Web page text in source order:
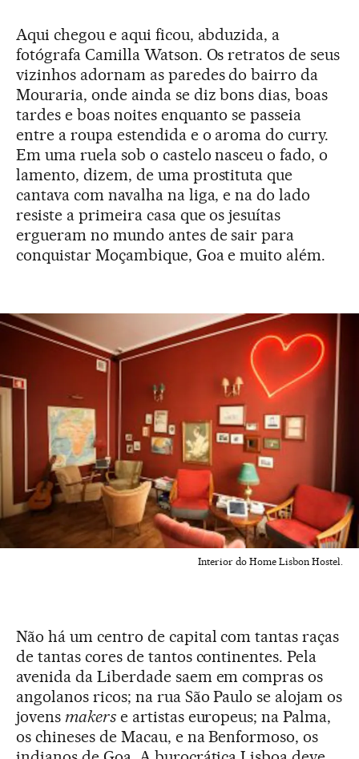
Aqui chegou e aqui ficou, abduzida, a
fotógrafa Camilla Watson. Os retratos de seus
vizinhos adornam as paredes do bairro da
Mouraria, onde ainda se diz bons dias, boas
tardes e boas noites enquanto se passeia
entre a roupa estendida e o aroma do curry.
Em uma ruela sob o castelo nasceu o fado, o
lamento, dizem, de uma prostituta que
cantava com navalha na liga, e na do lado
resiste a primeira casa que os jesuítas
ergueram no mundo antes de sair para
conquistar Moçambique, Goa e muito além.
Interior do Home Lisbon Hostel.
Não há um centro de capital com tantas raças
de tantas cores de tantos continentes. Pela
avenida da Liberdade saem em compras os
angolanos ricos; na rua São Paulo se alojam os
jovens makerse artistas europeus; na Palma,
os chineses de Macau, e na Benformoso, os